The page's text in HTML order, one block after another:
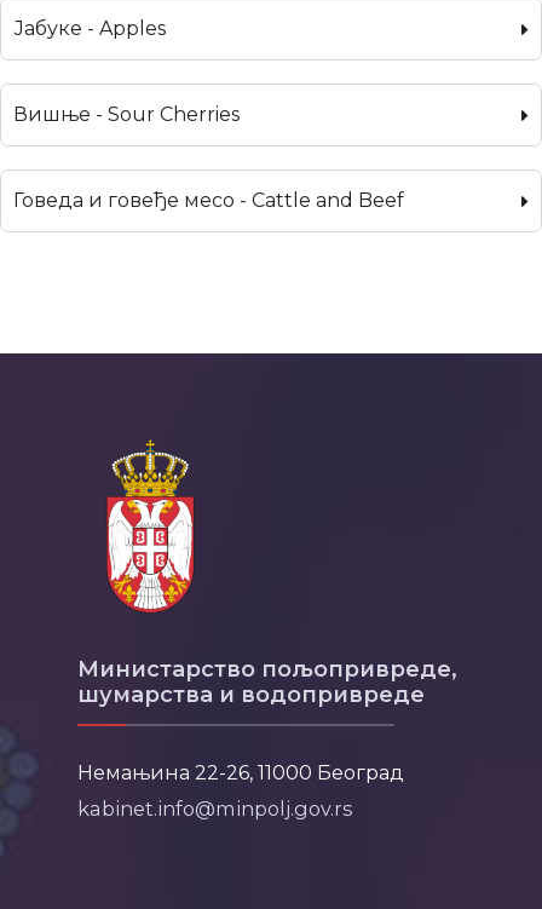
Јабуке - Apples
Вишње - Sour Cherries
Говеда и говеђе месо - Cattle and Beef
Министарство пољопривреде,
шумарства и водопривреде
Немањина 22-26, 11000 Београд
kabinet.info@minpolj.gov.rs